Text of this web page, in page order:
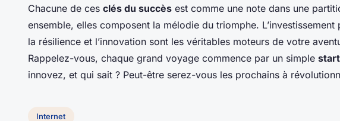
Chacune de ces clés du succès est comme une note dans une
ensemble, elles composent la mélodie du triomphe. L’investissement
la résilience et l’innovation sont les véritables moteurs de votre
Rappelez-vous, chaque grand voyage commence par un simple start
innovez, et qui sait ? Peut-être serez-vous les prochains à
Internet